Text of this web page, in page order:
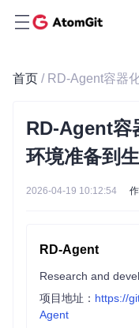
首页
RD-Agent容
环境准备到
2026-04-19 10:12:54
RD-Agent
项目地址： https://
Agent